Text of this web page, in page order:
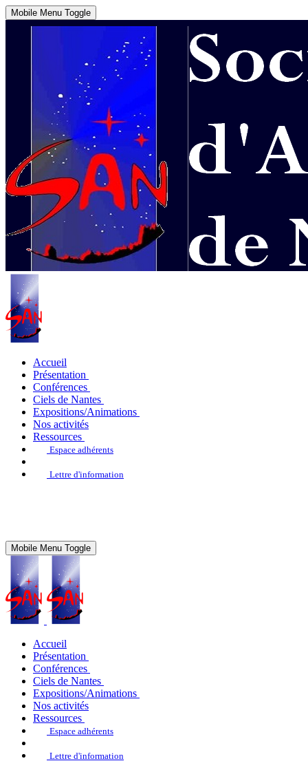
Mobile Menu Toggle
Accueil
Présentation
Conférences
Ciels de Nantes
Expositions/Animations
Nos activités
Ressources
Espace adhérents
Lettre d'information
Mobile Menu Toggle
Accueil
Présentation
Conférences
Ciels de Nantes
Expositions/Animations
Nos activités
Ressources
Espace adhérents
Lettre d'information